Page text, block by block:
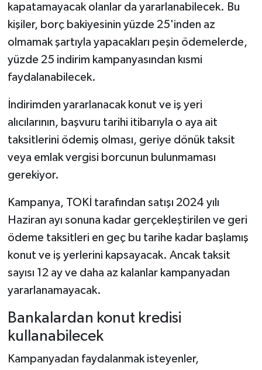
kapatamayacak olanlar da yararlanabilecek. Bu
kişiler, borç bakiyesinin yüzde 25'inden az
olmamak şartıyla yapacakları peşin ödemelerde,
yüzde 25 indirim kampanyasından kısmi
faydalanabilecek.
İndirimden yararlanacak konut ve iş yeri
alıcılarının, başvuru tarihi itibarıyla o aya ait
taksitlerini ödemiş olması, geriye dönük taksit
veya emlakvergisi borcunun bulunmaması
gerekiyor.
Kampanya, TOKİ tarafından satışı 2024 yılı
Haziran ayı sonuna kadar gerçekleştirilen ve geri
ödeme taksitleri en geç bu tarihe kadar başlamış
konut ve iş yerlerini kapsayacak. Ancak taksit
sayısı 12 ay ve daha az kalanlar kampanyadan
yararlanamayacak.
Bankalardan konut kredisi
kullanabilecek
Kampanyadan faydalanmak isteyenler,